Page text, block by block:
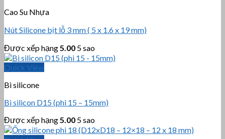
Cao Su Nhựa
Nút Silicone bịt lỗ 3 mm ( 5 x 1.6 x 19 mm)
Được xếp hạng5.00 5 sao
Quick View
Bi silicone
Bi silicon D15 (phi 15 – 15mm)
Được xếp hạng5.00 5 sao